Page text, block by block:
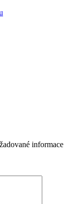
informace